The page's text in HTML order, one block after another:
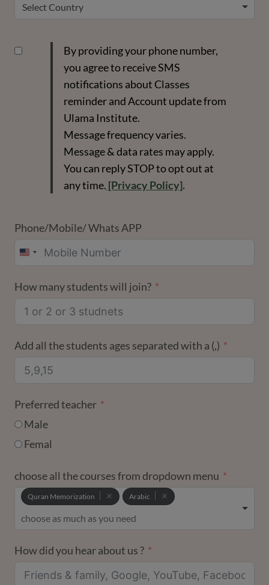
Select Country
By providing your phone number,
you agree to receive SMS
notifications about Classes
reminder and Account update from
Ulama Institute.
Message frequency varies.
Message & data rates may apply.
You can reply STOP to opt out at
any time. [Privacy Policy].
Phone/Mobile/ Whats APP
UNITED
+1
How many students will join?
Add all the students ages separated with a (,)
Preferred teacher
Male
Femal
choose all the courses from dropdown menu
Quran Memorization Arabic
How did you hear about us ?